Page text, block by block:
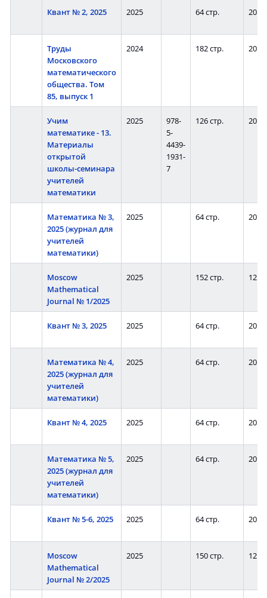
Квант № 2, 2025 2025 64 стр. 20
Труды
Московского
математического
общества. Том
85, выпуск 1
2024 182 стр. 20
Учим
математике - 13.
Материалы
открытой
школы-семинара
учителей
математики
2025
978-
5-
4439-
1931-
7
126 стр. 20
Математика № 3,
2025 (журнал для
учителей
математики)
2025 64 стр. 20
Moscow
Mathematical
Journal № 1/2025
2025 152 стр. 12
Квант № 3, 2025 2025 64 стр. 20
Математика № 4,
2025 (журнал для
учителей
математики)
2025 64 стр. 20
Квант № 4, 2025 2025 64 стр. 20
Математика № 5,
2025 (журнал для
учителей
математики)
2025 64 стр. 20
Квант № 5-6, 2025 2025 64 стр. 20
Moscow
Mathematical
Journal № 2/2025
2025 150 стр. 12